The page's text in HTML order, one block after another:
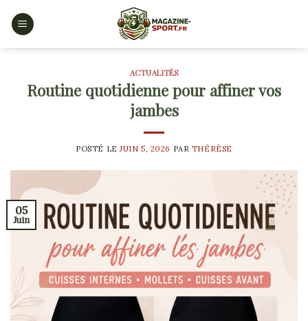
ACTUALITÉS
Routine quotidienne pour affiner vos
jambes
POSTÉ LEJUIN 5, 2026 PAR THÉRÈSE
05
Juin